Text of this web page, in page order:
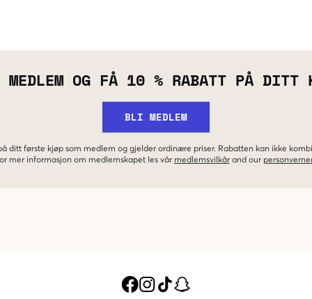
OG FÅ 10 % RABATT PÅ DITT
BLI MEDLEM
ditt første kjøp som medlem og gjelder ordinære priser. Rabatten kan ikke
mer informasjon om medlemskapet les vår medlemsvilkår and our